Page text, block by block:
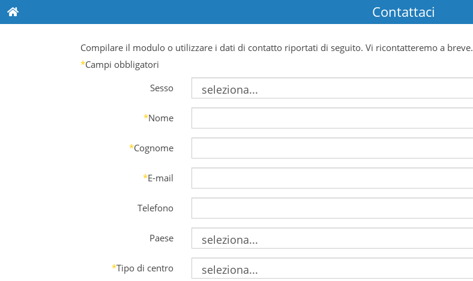
Contattaci
Compilare il modulo o utilizzare i dati di contatto riportati di seguito. Vi ricontatteremo a breve.
*Campi obbligatori
Sesso
*Nome
*Cognome
*E-mail
Telefono
Paese
*Tipo di centro